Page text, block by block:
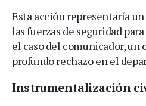
Esta acción representaría
las fuerzas de seguridad
el caso del comunicador, un
profundo rechazo en el
Instrumentalización